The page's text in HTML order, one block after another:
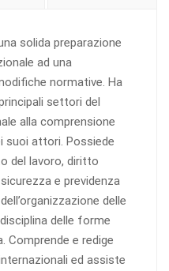
solida preparazione
ad una
normative. Ha
settori del
alla comprensione
suoi attori. Possiede
del lavoro, diritto
e previdenza
delle
delle forme
Comprende e redige
ed assiste